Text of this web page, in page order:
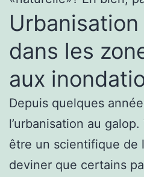
dans les
aux
Depuis quelques
l’urbanisation au galop.
être un scientifique de
deviner que certains